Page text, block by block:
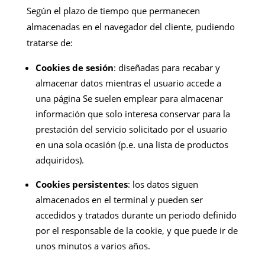
Según el plazo de tiempo que permanecen
almacenadas en el navegador del cliente, pudiendo
tratarse de:
Cookies de sesión: diseñadas para recabar y
almacenar datos mientras el usuario accede a
una página Se suelen emplear para almacenar
información que solo interesa conservar para la
prestación del servicio solicitado por el usuario
en una sola ocasión (p.e. una lista de productos
adquiridos).
Cookies persistentes: los datos siguen
almacenados en el terminal y pueden ser
accedidos y tratados durante un periodo definido
por el responsable de la cookie, y que puede ir de
unos minutos a varios años.